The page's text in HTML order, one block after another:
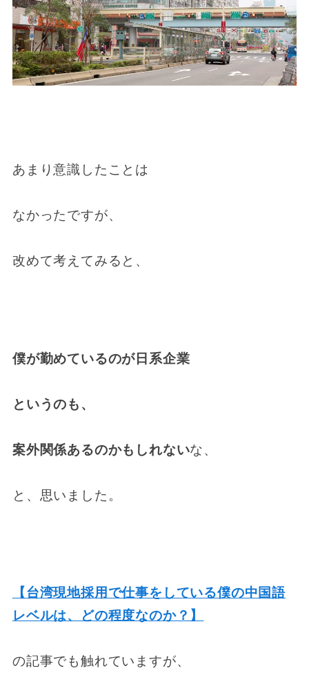
あまり意識したことは
なかったですが、
改めて考えてみると、
僕が勤めているのが日系企業
というのも、
案外関係あるのかもしれないな、
と、思いました。
【台湾現地採用で仕事をしている僕の中国語
レベルは、どの程度なのか？】
の記事でも触れていますが、